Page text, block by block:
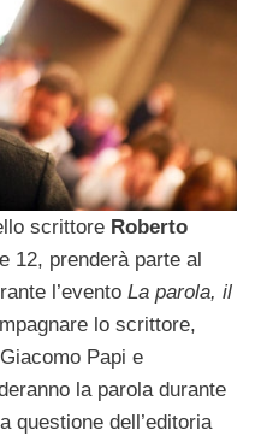
scrittore Roberto
12, prenderà parte al
l’evento La parola, il
lo scrittore,
Papi e
la parola durante
questione dell’editoria